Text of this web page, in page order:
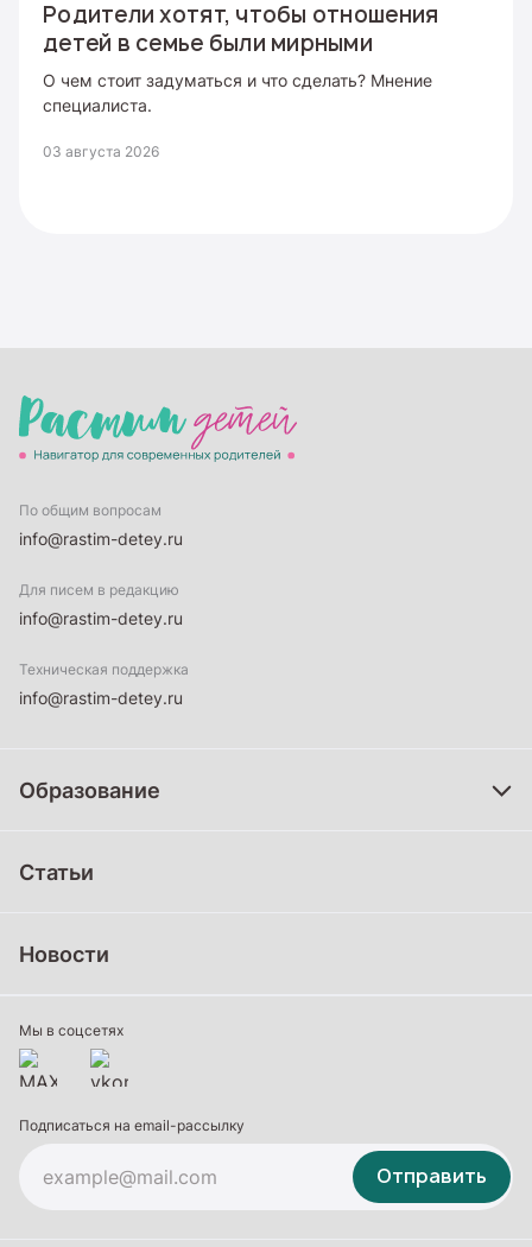
Родители хотят, чтобы отношения
детей в семье были мирными
О чем стоит задуматься и что сделать? Мнение
специалиста.
03 августа 2026
По общим вопросам
info@rastim-detey.ru
Для писем в редакцию
info@rastim-detey.ru
Техническая поддержка
info@rastim-detey.ru
Образование
Дополнительное образование
Статьи
Новости
Мы в соцсетях
Подписаться на email-рассылку
Отправить